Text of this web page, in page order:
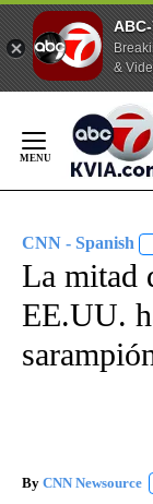
&
Content
CNN - Spanish
La mitad
EE.UU.
By CNN Newsource